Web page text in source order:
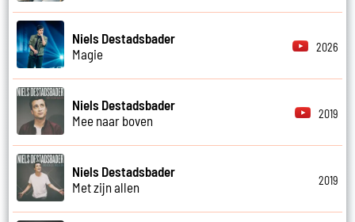
Niels Destadsbader
Magie
2026
Niels Destadsbader
Mee naar boven
2019
Niels Destadsbader
Met zijn allen
2019